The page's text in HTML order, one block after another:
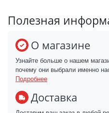
Полезная
О магазине
Узнайте больше о нашем
почему они выбрали именно
Подробнее
Доставка